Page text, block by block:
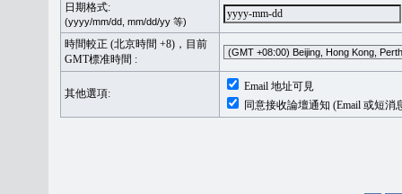
日期格式:
(yyyy/mm/dd, mm/dd/yy 等)
時間較正 (北京時間 +8)，目前
GMT標准時間 :
其他選項:
Email 地址可見
同意接收論壇通知 (Email 或短消